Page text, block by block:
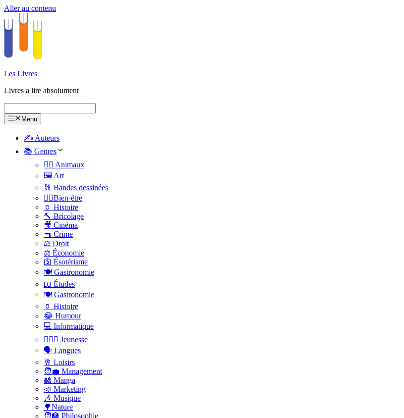
Aller au contenu
Les Livres
Livres a lire absolument
Menu
✍️ Auteurs
📚 Genres
🐕‍🦺 Animaux
🖼️ Art
🐰 Bandes dessinées
🧑‍⚕️Bien-être
🏺 Histoire
🔨 Bricolage
🎥 Cinéma
🔫 Crime
⚖️ Droit
⚖️ Économie
🛐 Ésotérisme
🍽️ Gastronomie
📖 Études
🍽️ Gastronomie
🏺 Histoire
😂 Humour
💻 Informatique
🤸🏽‍♀️ Jeunesse
🗣 Langues
🥂 Loisirs
🧑‍💼 Management
🎎 Manga
📣 Marketing
🎶 Musique
🌳Nature
🧑‍🏫 Philosophie